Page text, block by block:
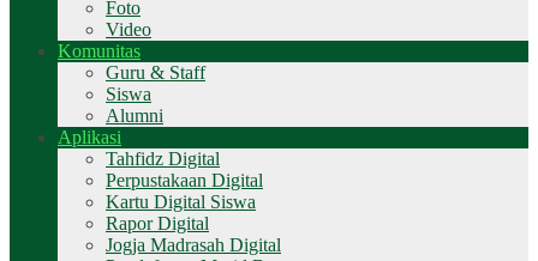
Foto
Video
Komunitas
Guru & Staff
Siswa
Alumni
Aplikasi
Tahfidz Digital
Perpustakaan Digital
Kartu Digital Siswa
Rapor Digital
Jogja Madrasah Digital